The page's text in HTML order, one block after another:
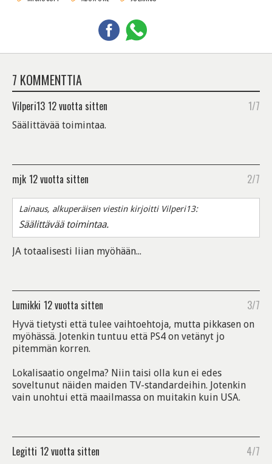
7 KOMMENTTIA
Vilperi13 12 vuotta sitten 1/7
Säälittävää toimintaa.
mjk 12 vuotta sitten 2/7
Lainaus, alkuperäisen viestin kirjoitti Vilperi13:
Säälittävää toimintaa.
JA totaalisesti liian myöhään...
Lumikki 12 vuotta sitten 3/7
Hyvä tietysti että tulee vaihtoehtoja, mutta pikkasen on
myöhässä. Jotenkin tuntuu että PS4 on vetänyt jo
pitemmän korren.
Lokalisaatio ongelma? Niin taisi olla kun ei edes
soveltunut näiden maiden TV-standardeihin. Jotenkin
vain unohtui että maailmassa on muitakin kuin USA.
Legitti 12 vuotta sitten 4/7